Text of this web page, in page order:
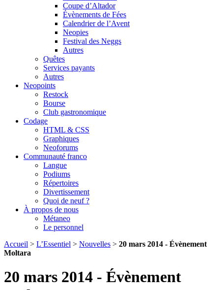
Coupe d’Altador
Évènements de Fées
Calendrier de l’Avent
Neopies
Festival des Neggs
Autres
Quêtes
Services payants
Autres
Neopoints
Restock
Bourse
Club gastronomique
Codage
HTML & CSS
Graphiques
Neoforums
Communauté franco
Langue
Podiums
Répertoires
Divertissement
Quoi de neuf ?
À propos de nous
Métaneo
Le personnel
Accueil > L’Essentiel > Nouvelles > 20 mars 2014 - Évènement
Moltara
20 mars 2014 - Évènement